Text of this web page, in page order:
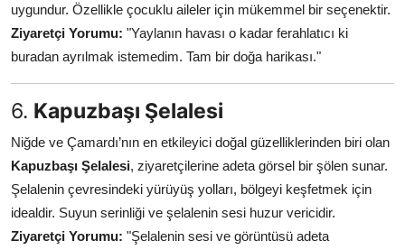
uygundur. Özellikle çocuklu aileler için mükemmel bir seçenektir.
Ziyaretçi Yorumu: "Yaylanın havası o kadar ferahlatıcı ki
buradan ayrılmak istemedim. Tam bir doğa harikası."
6. Kapuzbaşı Şelalesi
Niğde ve Çamardı’nın en etkileyici doğal güzelliklerinden biri olan
Kapuzbaşı Şelalesi, ziyaretçilerine adeta görsel bir şölen sunar.
Şelalenin çevresindeki yürüyüş yolları, bölgeyi keşfetmek için
idealdir. Suyun serinliği ve şelalenin sesi huzur vericidir.
Ziyaretçi Yorumu: "Şelalenin sesi ve görüntüsü adeta